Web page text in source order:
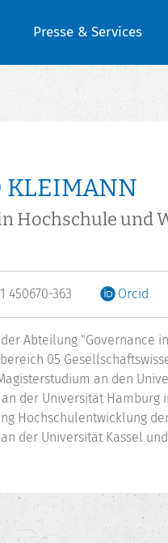
Presse & Services
KLEIMANN
Hochschule und
450670-363 Orcid
Abteilung "Governance
05
an den
der Universität Hamburg
Hochschulentwicklung
der Universität Kassel